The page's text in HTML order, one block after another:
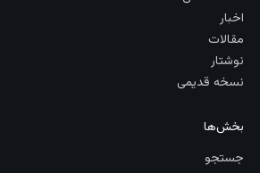
اخبار
مقالات
نوشتار
نسخه قدیمی
بخش‌ها
جستجو